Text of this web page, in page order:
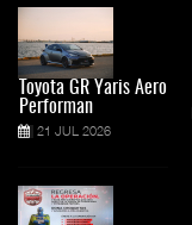
Toyota GR Yaris Aero
Performan
21 JUL 2026